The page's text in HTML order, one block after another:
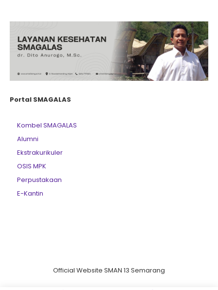
Portal SMAGALAS
Kombel SMAGALAS
Alumni
Ekstrakurikuler
OSIS MPK
Perpustakaan
E-Kantin
Official Website SMAN 13 Semarang